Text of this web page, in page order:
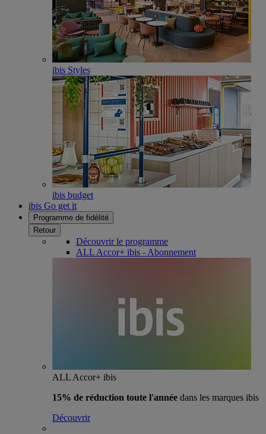
ibis Styles
ibis budget
ibis Go get it
Programme de fidélité
Retour
Découvrir le programme
ALL Accor+ ibis - Abonnement
ALL Accor+ ibis
15% de réduction toute l'année dans les marques ibis
Découvrir